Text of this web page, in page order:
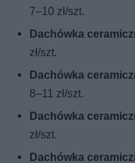
7–10 zł/szt.
Dachówka
zł/szt.
Dachówka
8–11 zł/szt.
Dachówka
zł/szt.
Dachówka